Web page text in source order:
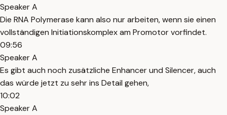
Speaker A
Die RNA Polymerase kann also nur arbeiten, wenn sie einen
vollständigen Initiationskomplex am Promotor vorfindet.
09:56
Speaker A
Es gibt auch noch zusätzliche Enhancer und Silencer, auch
das würde jetzt zu sehr ins Detail gehen,
10:02
Speaker A